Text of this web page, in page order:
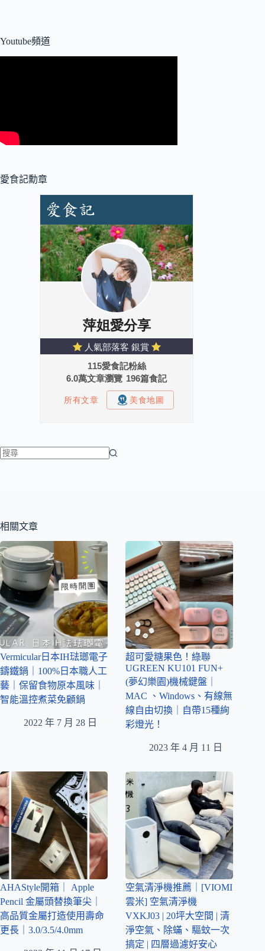
Youtube頻道
愛食記勳章
相關文章
Vermicular日本IH琺瑯電子
鑄鐵鍋｜100%日本職人工
藝｜保留食物原本風味｜
智能溫控煮菜免顧鍋
2022 年 7 月 28 日
超可愛糖果色！綠聯
UGREEN KU101 FUN+
(夢幻樂園)機械鍵盤｜
MAC 、Windows、有線無
線自由切換｜自帶15種絢
彩燈光！
2023 年 4 月 11 日
AHAStyle開箱｜ Apple
Pencil 金屬頭替換筆尖｜
高品質金屬打造使用壽命
更長｜3.0/3.5/4.0mm
空氣清淨機推薦｜[VIOMI
雲米] 空氣清淨機
VXKJ03 | 20坪大空間 | 清
淨空氣、除蟎、驅蚊一次
搞定 | 四層過濾好安心